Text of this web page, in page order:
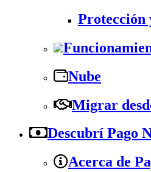
Protección
Nube
Migrar
Descubrí Pago
Acerca de